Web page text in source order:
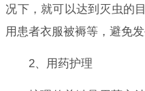
况下，就可以达到灭虫的
用患者衣服被褥等，避免发
2、用药护理